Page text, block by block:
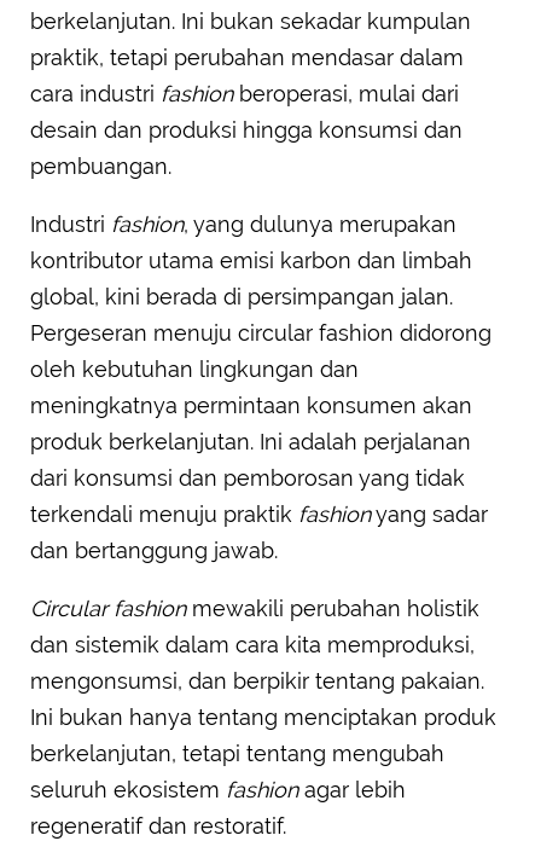
berkelanjutan. Ini bukan sekadar kumpulan
praktik, tetapi perubahan mendasar dalam
cara industri fashionberoperasi, mulai dari
desain dan produksi hingga konsumsi dan
pembuangan.
Industri fashion, yang dulunya merupakan
kontributor utama emisi karbon dan limbah
global, kini berada di persimpangan jalan.
Pergeseran menuju circular fashion didorong
oleh kebutuhan lingkungan dan
meningkatnya permintaan konsumen akan
produk berkelanjutan. Ini adalah perjalanan
dari konsumsi dan pemborosan yang tidak
terkendali menuju praktik fashionyang sadar
dan bertanggung jawab.
Circular fashionmewakili perubahan holistik
dan sistemik dalam cara kita memproduksi,
mengonsumsi, dan berpikir tentang pakaian.
Ini bukan hanya tentang menciptakan produk
berkelanjutan, tetapi tentang mengubah
seluruh ekosistem fashionagar lebih
regeneratif dan restoratif.